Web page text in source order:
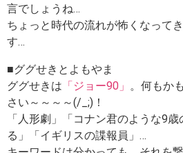
言でしょうね…
ちょっと時代の流れが怖くなって
す…
■ググせきとよもやま
ググせきは 「ジョー90」 。何もか
さい～～～～(/_;)！
「人形劇」「コナン君のような9
る」「イギリスの諜報員」…